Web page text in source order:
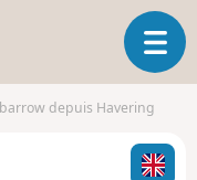
O
u
i
r
depuis Havering